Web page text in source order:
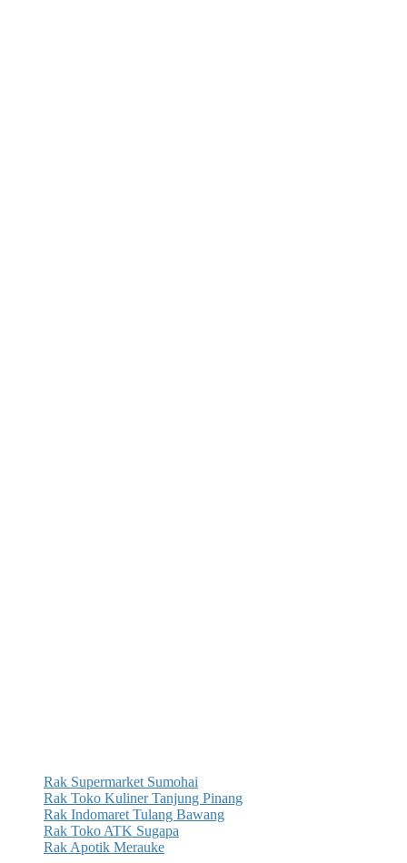
Rak Supermarket Sumohai
Rak Toko Kuliner Tanjung Pinang
Rak Indomaret Tulang Bawang
Rak Toko ATK Sugapa
Rak Apotik Merauke